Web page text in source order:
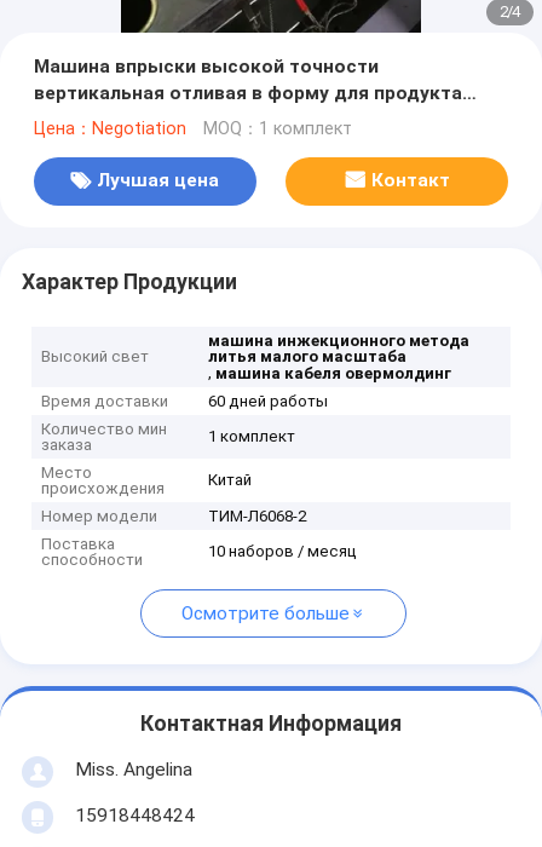
2/4
Машина впрыски высокой точности
вертикальная отливая в форму для продукта
Китченваре
Цена：Negotiation MOQ：1 комплект
Лучшая цена Контакт
Характер Продукции
Высокий свет
машина инжекционного метода
литья малого масштаба
, машина кабеля овермолдинг
Время доставки
60 дней работы
Количество мин
заказа
1 комплект
Место
происхождения
Китай
Номер модели
ТИМ-Л6068-2
Поставка
способности
10 наборов / месяц
Осмотрите больше
Контактная Информация
Miss. Angelina
15918448424